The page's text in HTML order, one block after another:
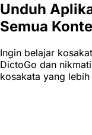
Unduh
Semua
Ingin belajar
DictoGo dan
kosakata yang